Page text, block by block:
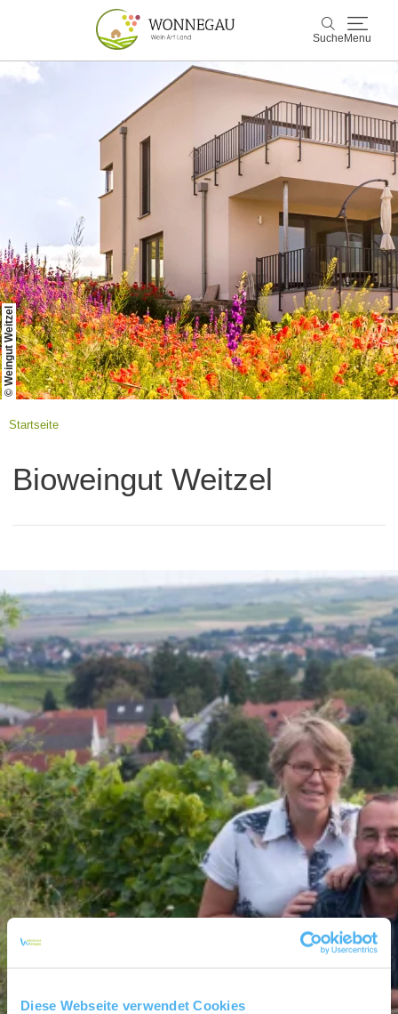
Diese Webseite verwendet Cookies
Suche Menu
Suche
Entdecken & Erleben
Wein & Genuss
Kultur & Events
Buchen & Service
© Weingut Weitzel
Startseite
Bioweingut Weitzel